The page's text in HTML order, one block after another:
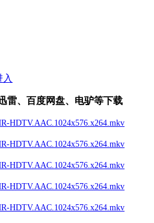
入
雷、百度网盘、电驴等下载
HDTV.AAC.1024x576.x264.mkv
HDTV.AAC.1024x576.x264.mkv
HDTV.AAC.1024x576.x264.mkv
HDTV.AAC.1024x576.x264.mkv
HDTV.AAC.1024x576.x264.mkv